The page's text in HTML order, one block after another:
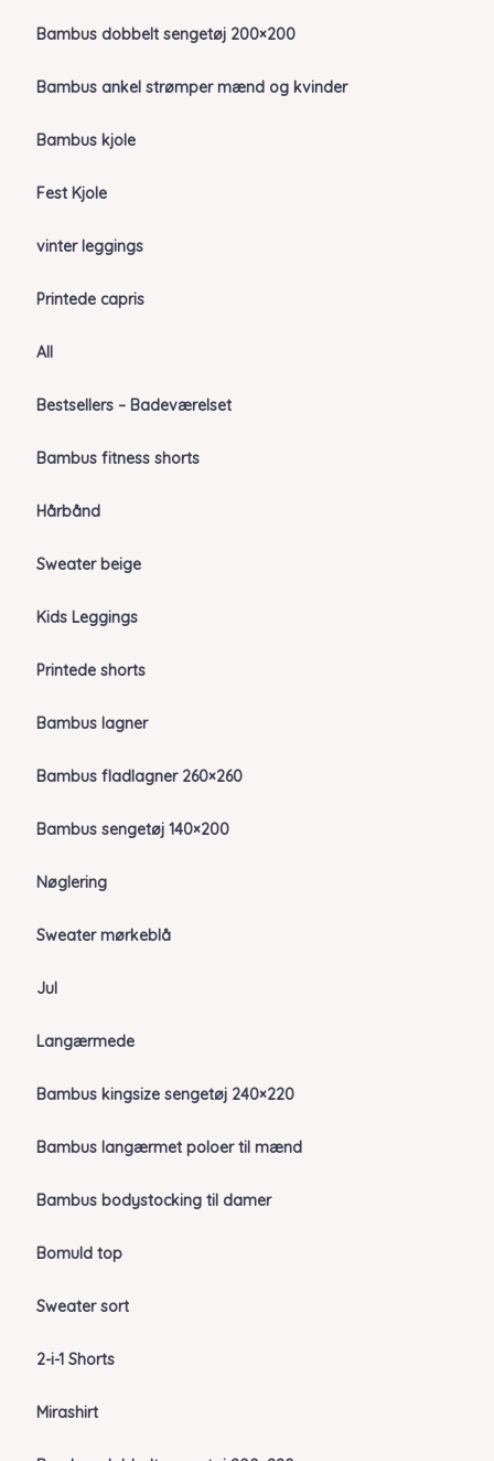
Bambus dobbelt sengetøj 200×200
Bambus ankel strømper mænd og kvinder
Bambus kjole
Fest Kjole
vinter leggings
Printede capris
All
Bestsellers – Badeværelset
Bambus fitness shorts
Hårbånd
Sweater beige
Kids Leggings
Printede shorts
Bambus lagner
Bambus fladlagner 260×260
Bambus sengetøj 140×200
Nøglering
Sweater mørkeblå
Jul
Langærmede
Bambus kingsize sengetøj 240×220
Bambus langærmet poloer til mænd
Bambus bodystocking til damer
Bomuld top
Sweater sort
2-i-1 Shorts
Mirashirt